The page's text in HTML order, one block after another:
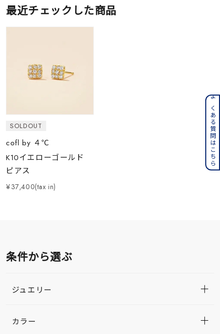
最近チェックした商品
SOLDOUT
cofl by ４℃
K10イエローゴールド
ピアス
¥37,400(tax in)
条件から選ぶ
ジュエリー
カラー
よくある質問はこちら